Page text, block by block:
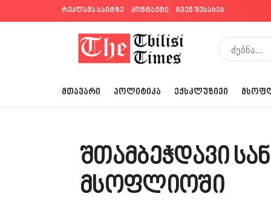
რეკლამა საიტზე კონტაქტი ჩვენ შესახებ
ᲛᲗᲐᲕᲐᲠᲘ ᲞᲝᲚᲘᲢᲘᲙᲐ ᲔᲥᲡᲙᲚᲣᲖᲘᲕᲘ
შთამბეჭდავი
მსოფლიოში